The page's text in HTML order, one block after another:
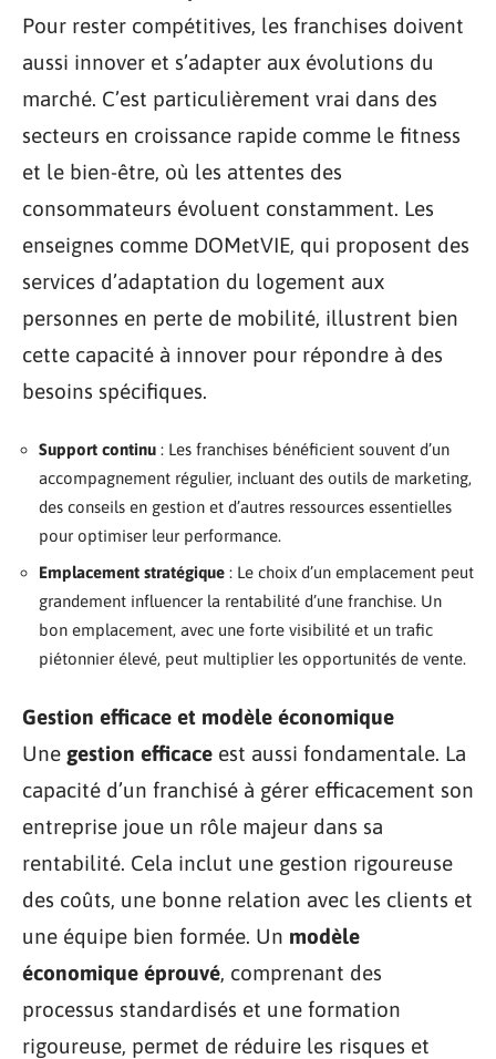
Pour rester compétitives, les franchises doivent
aussi innover et s’adapter aux évolutions du
marché. C’est particulièrement vrai dans des
secteurs en croissance rapide comme le fitness
et le bien-être, où les attentes des
consommateurs évoluent constamment. Les
enseignes comme DOMetVIE, qui proposent des
services d’adaptation du logement aux
personnes en perte de mobilité, illustrent bien
cette capacité à innover pour répondre à des
besoins spécifiques.
Support continu : Les franchises bénéficient souvent d’un
accompagnement régulier, incluant des outils de marketing,
des conseils en gestion et d’autres ressources essentielles
pour optimiser leur performance.
Emplacement stratégique : Le choix d’un emplacement peut
grandement influencer la rentabilité d’une franchise. Un
bon emplacement, avec une forte visibilité et un trafic
piétonnier élevé, peut multiplier les opportunités de vente.
Gestion efficace et modèle économique
Une gestion efficace est aussi fondamentale. La
capacité d’un franchisé à gérer efficacement son
entreprise joue un rôle majeur dans sa
rentabilité. Cela inclut une gestion rigoureuse
des coûts, une bonne relation avec les clients et
une équipe bien formée. Un modèle
économique éprouvé, comprenant des
processus standardisés et une formation
rigoureuse, permet de réduire les risques et